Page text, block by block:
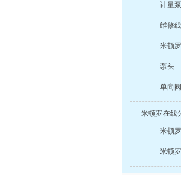
计量
维修
米顿
泵头
单向
米顿罗在线
米顿
米顿